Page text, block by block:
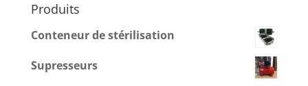
Produits
Conteneur de stérilisation
Supresseurs